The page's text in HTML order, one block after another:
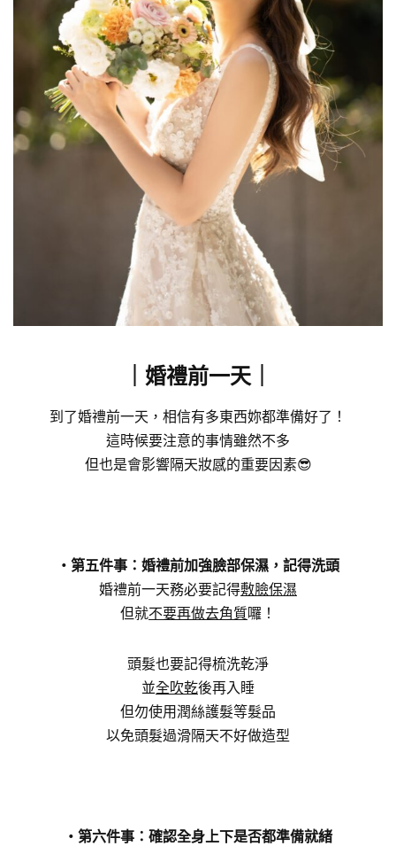
｜婚禮前一天
到了婚禮前一天，相信有多東西妳都準備好了！
這時候要注意的事情雖然不多
但也是會影響隔天妝感的重要因素😎
・第五件事：婚禮前加強臉部保濕，記得洗頭
婚禮前一天務必要記得敷臉保濕
但就不要再做去角質囉！
頭髮也要記得梳洗乾淨
並全吹乾後再入睡
但勿使用潤絲護髮等髮品
以免頭髮過滑隔天不好做造型
・第六件事：確認全身上下是否都準備就緒